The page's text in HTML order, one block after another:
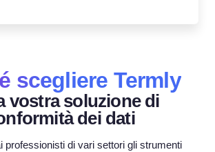
scegliere Termly
vostra soluzione di
dei dati
professionisti di vari settori gli strumenti